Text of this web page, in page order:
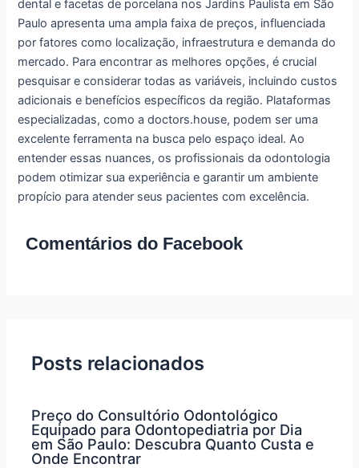
dental e facetas de porcelana nos Jardins Paulista em São
Paulo apresenta uma ampla faixa de preços, influenciada
por fatores como localização, infraestrutura e demanda do
mercado. Para encontrar as melhores opções, é crucial
pesquisar e considerar todas as variáveis, incluindo custos
adicionais e benefícios específicos da região. Plataformas
especializadas, como a doctors.house, podem ser uma
excelente ferramenta na busca pelo espaço ideal. Ao
entender essas nuances, os profissionais da odontologia
podem otimizar sua experiência e garantir um ambiente
propício para atender seus pacientes com excelência.
Comentários do Facebook
Posts relacionados
Preço do Consultório Odontológico
Equipado para Odontopediatria por Dia
em São Paulo: Descubra Quanto Custa e
Onde Encontrar